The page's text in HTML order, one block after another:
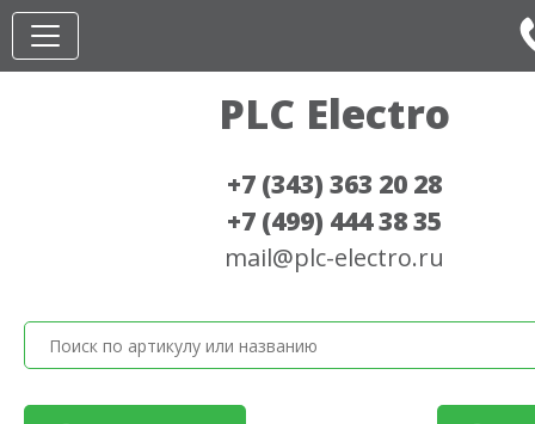
PLC Electro
+7 (343) 363 20 28
+7 (499) 444 38 35
mail@plc-electro.ru